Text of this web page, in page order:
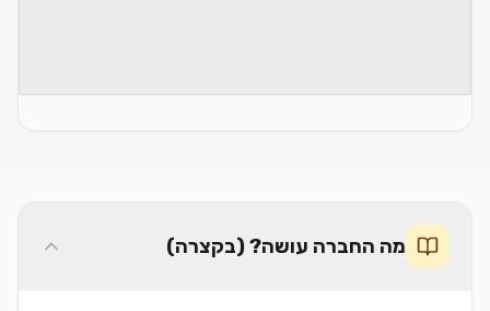
מה החברה עושה? (בקצרה)